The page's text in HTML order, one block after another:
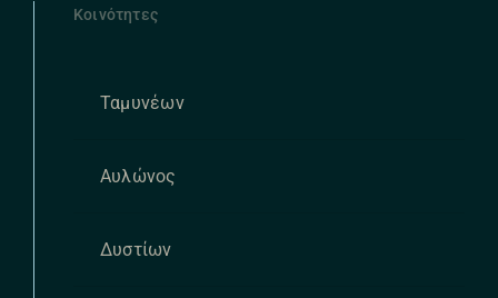
Κοινότητες
Ταμυνέων
Αυλώνος
Δυστίων